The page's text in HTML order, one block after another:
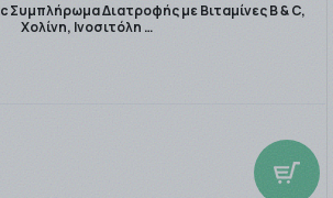
Συμπλήρωμα Διατροφής με Βιταμίνες Β & C,
Χολίνη, Ινοσιτόλη …